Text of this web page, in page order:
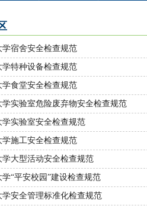
学宿舍安全检查规范
学特种设备检查规范
学食堂安全检查规范
学实验室危险废弃物安全检查规范
学实验室安全检查规范
学施工安全检查规范
学大型活动安全检查规范
学“平安校园”建设检查规范
学安全管理标准化检查规范